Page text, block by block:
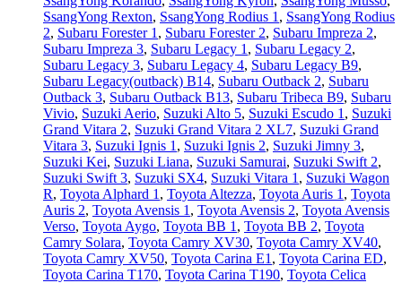
SsangYong Rexton, SsangYong Rodius 1 , SsangYong Rodius
2, Subaru Forester 1 , Subaru Forester 2, Subaru Impreza 2,
Subaru Impreza 3, Subaru Legacy 1 , Subaru Legacy 2,
Subaru Legacy 3, Subaru Legacy 4, Subaru Legacy B9,
Subaru Legacy(outback) B14, Subaru Outback 2, Subaru
Outback 3, Subaru Outback B13, Subaru Tribeca B9, Subaru
Vivio, Suzuki Aerio, Suzuki Alto 5, Suzuki Escudo 1 , Suzuki
Grand Vitara 2, Suzuki Grand Vitara 2 XL7, Suzuki Grand
Vitara 3, Suzuki Ignis 1 , Suzuki Ignis 2, Suzuki Jimny 3,
Suzuki Kei, Suzuki Liana, Suzuki Samurai, Suzuki Swift 2,
Suzuki Swift 3, Suzuki SX4, Suzuki Vitara 1 , Suzuki Wagon
R, Toyota Alphard 1 , Toyota Altezza, Toyota Auris 1 , Toyota
Auris 2, Toyota Avensis 1 , Toyota Avensis 2, Toyota Avensis
Verso, Toyota Aygo, Toyota BB 1 , Toyota BB 2, Toyota
Camry Solara, Toyota Camry XV30, Toyota Camry XV40,
Toyota Camry XV50, Toyota Carina E1 , Toyota Carina ED,
Toyota Carina T170, Toyota Carina T190, Toyota Celica